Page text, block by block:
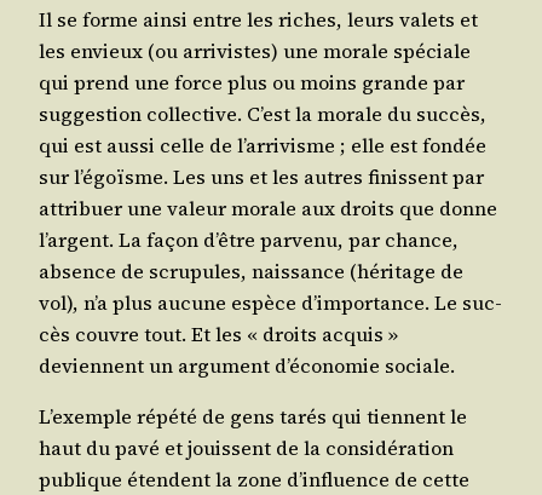
Il se forme ain­si entre les riches, leurs valets et
les envieux (ou arri­vistes) une morale spé­ciale
qui prend une force plus ou moins grande par
sug­ges­tion col­lec­tive. C’est la morale du suc­cès,
qui est aus­si celle de l’ar­ri­visme ; elle est fon­dée
sur l’é­goïsme. Les uns et les autres finissent par
attri­buer une valeur morale aux droits que donne
l’argent. La façon d’être par­ve­nu, par chance,
absence de scru­pules, nais­sance (héri­tage de
vol), n’a plus aucune espèce d’im­por­tance. Le suc­
cès couvre tout. Et les « droits acquis »
deviennent un argu­ment d’é­co­no­mie sociale.
L’exemple répé­té de gens tarés qui tiennent le
haut du pavé et jouissent de la consi­dé­ra­tion
publique étendent la zone d’in­fluence de cette